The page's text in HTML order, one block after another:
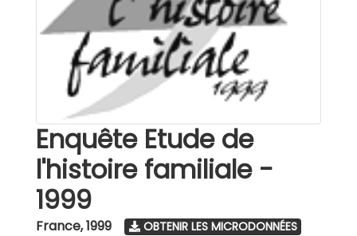
Enquête Etude de
l'histoire familiale -
1999
France,1999 OBTENIR LES MICRODONNÉES